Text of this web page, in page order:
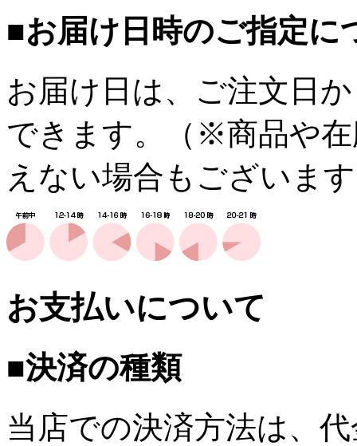
■お届け日時のご指定に
お届け日は、ご注文日
できます。（※商品や
えない場合もございま
お支払いについて
■決済の種類
当店での決済方法は、